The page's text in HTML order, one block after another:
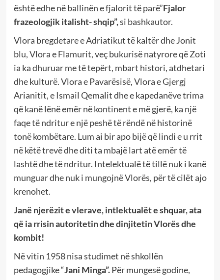
është edhe në ballinën e fjalorit të parë”Fjalor
frazeologjik italisht- shqip”,si bashkautor.
Vlora bregdetare e Adriatikut të kaltër dhe Jonit
blu, Vlora e Flamurit, veç bukurisë natyrore që Zoti
ia ka dhuruar me të tepërt, mbart histori, atdhetari
dhe kulturë. Vlora e Pavarësisë, Vlora e Gjergj
Arianitit, e Ismail Qemalit dhe e kapedanëve trima
që kanë lënë emër në kontinent e më gjerë, ka një
faqe të ndritur e një peshë të rëndë në historinë
tonë kombëtare. Lum ai bir apo bijë që lindi e u rrit
në këtë trevë dhe diti ta mbajë lart atë emër të
lashtë dhe të ndritur. Intelektualë të tillë nuk i kanë
munguar dhe nuk i mungojnë Vlorës, për të cilët ajo
krenohet.
Janë njerëzit e vlerave, intlektualët e shquar, ata
që ia rrisin autoritetin dhe dinjitetin Vlorës dhe
kombit!
Në vitin 1958 nisa studimet në shkollën
pedagogjike “Jani Minga”.Për mungesë godine,